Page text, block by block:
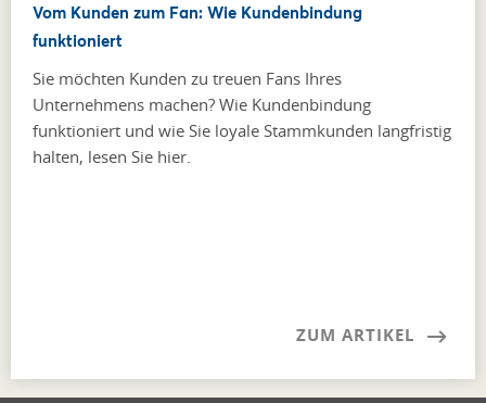
Vom Kunden zum Fan: Wie Kundenbindung
funktioniert
Sie möchten Kunden zu treuen Fans Ihres
Unternehmens machen? Wie Kundenbindung
funktioniert und wie Sie loyale Stammkunden langfristig
halten, lesen Sie hier.
ZUM ARTIKEL